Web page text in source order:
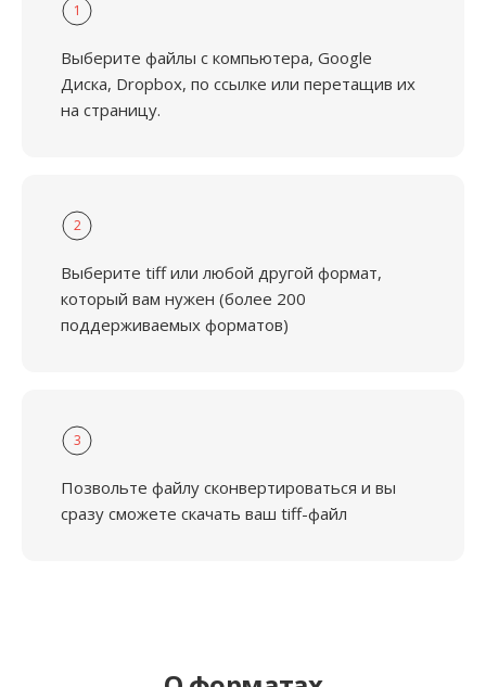
1
Выберите файлы с компьютера, Google
Диска, Dropbox, по ссылке или перетащив их
на страницу.
2
Выберите tiff или любой другой формат,
который вам нужен (более 200
поддерживаемых форматов)
3
Позвольте файлу сконвертироваться и вы
сразу сможете скачать ваш tiff-файл